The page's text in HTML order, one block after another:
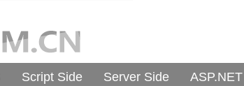
Script Side Server Side ASP.NET